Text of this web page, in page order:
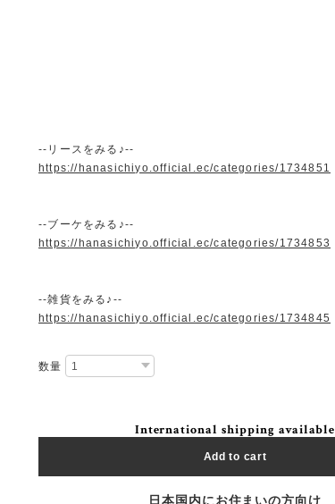
--リースをみる♪--
https://hanasichiyo.official.ec/categories/1734851
--ブーケをみる♪--
https://hanasichiyo.official.ec/categories/1734853
--雑貨をみる♪--
https://hanasichiyo.official.ec/categories/1734845
数量
International shipping available
Add to cart